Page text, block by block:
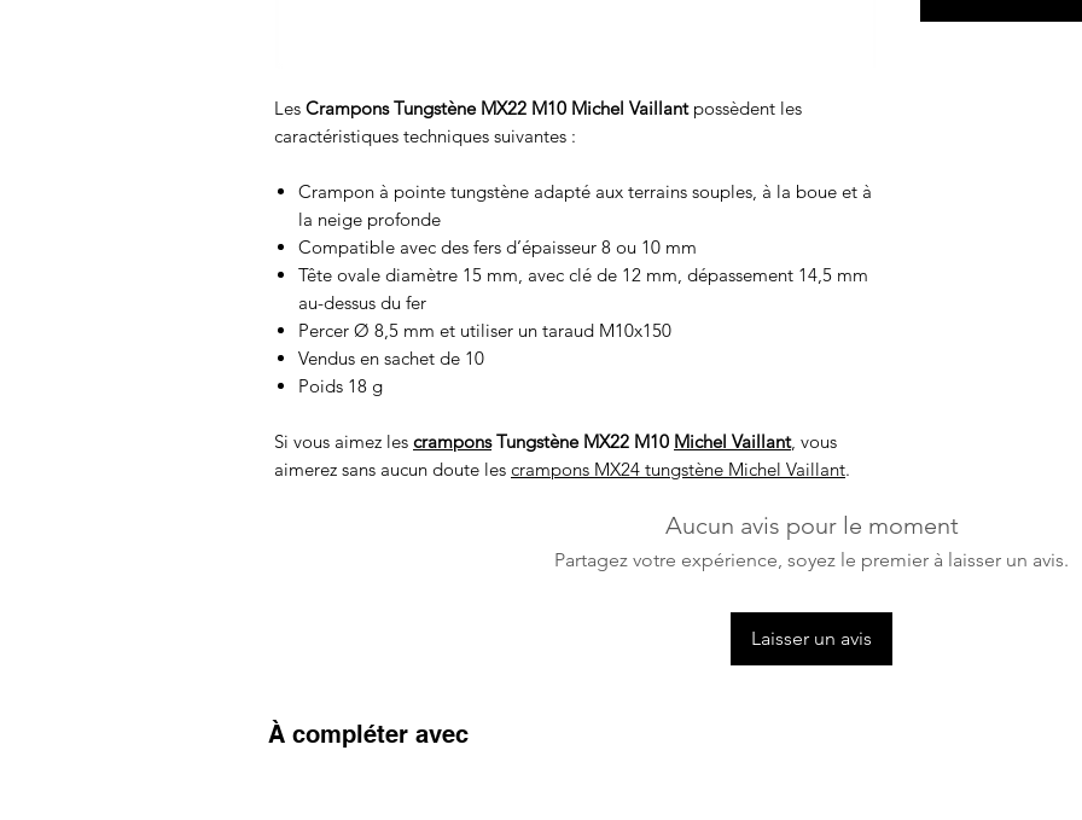
Les Crampons Tungstène MX22 M10 Michel Vaillantpossèdent les
caractéristiques techniques suivantes :
Crampon à pointe tungstène adapté aux terrains souples, à la boue et à
la neige profonde
Compatible avec des fers d’épaisseur 8 ou 10 mm
Tête ovale diamètre 15 mm, avec clé de 12 mm, dépassement 14,5 mm
au-dessus du fer
Percer Ø 8,5 mm et utiliser un taraud M10x150
Vendus en sachet de 10
Poids 18 g
Si vous aimez les cramponsTungstène MX22 M10 Michel Vaillant, vous
aimerez sans aucun doute les crampons MX24 tungstène Michel Vaillant.
Aucun avis pour le moment
Partagez votre expérience, soyez le premier à laisser un avis.
Laisser un avis
À compléter avec